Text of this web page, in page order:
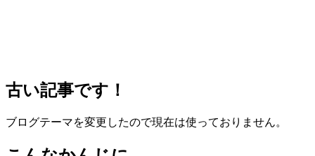
古い記事です！
ブログテーマを変更したので現在は使っておりません。